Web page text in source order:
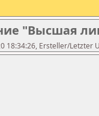
"Высшая
Ersteller/Letzter